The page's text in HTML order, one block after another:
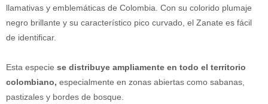
llamativas y emblemáticas de Colombia. Con su colorido plumaje
negro brillante y su característico pico curvado, el Zanate es fácil
de identificar.
Esta especie se distribuye ampliamente en todo el territorio
colombiano, especialmente en zonas abiertas como sabanas,
pastizales y bordes de bosque.